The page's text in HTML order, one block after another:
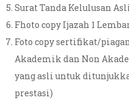
Surat Tanda Kelulusan
Fhoto copy Ijazah 1
Foto copy sertifikat/
Akademik dan Non
yang asli untuk
prestasi)